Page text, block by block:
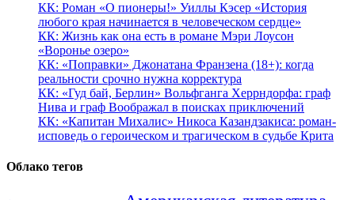
КК: Роман «О пионеры!» Уиллы Кэсер «История
любого края начинается в человеческом сердце»
КК: Жизнь как она есть в романе Мэри Лоусон
«Воронье озеро»
КК: «Поправки» Джонатана Франзена (18+): когда
реальности срочно нужна корректура
КК: «Гуд бай, Берлин» Вольфганга Херрндорфа: граф
Нива и граф Воображал в поисках приключений
КК: «Капитан Михалис» Никоса Казандзакиса: роман-
исповедь о героическом и трагическом в судьбе Крита
Облако тегов